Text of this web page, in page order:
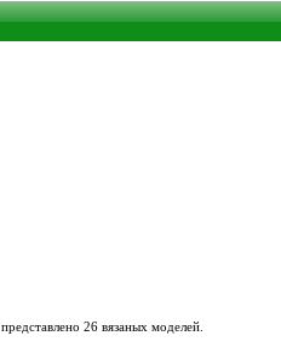
26 вязаных моделей.